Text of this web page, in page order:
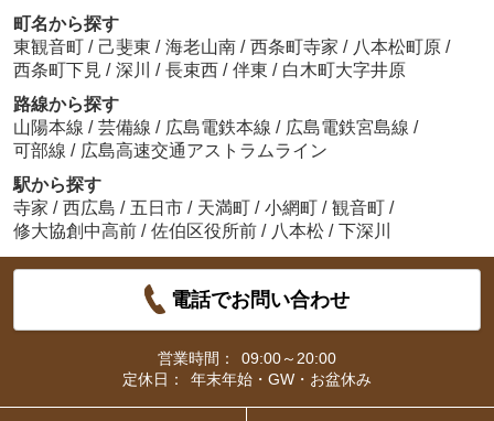
町名から探す
東観音町 / 己斐東 / 海老山南 / 西条町寺家 / 八本松町原 /
西条町下見 / 深川 / 長束西 / 伴東 / 白木町大字井原
路線から探す
山陽本線 / 芸備線 / 広島電鉄本線 / 広島電鉄宮島線 /
可部線 / 広島高速交通アストラムライン
駅から探す
寺家 / 西広島 / 五日市 / 天満町 / 小網町 / 観音町 /
修大協創中高前 / 佐伯区役所前 / 八本松 / 下深川
電話でお問い合わせ
営業時間：
09:00～20:00
定休日：
年末年始・GW・お盆休み